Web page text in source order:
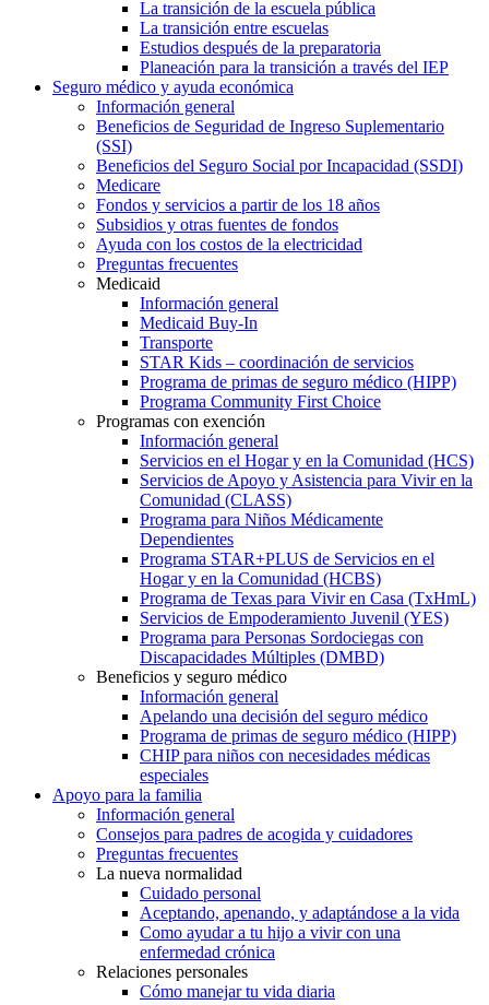
La transición de la escuela pública
La transición entre escuelas
Estudios después de la preparatoria
Planeación para la transición a través del IEP
Seguro médico y ayuda económica
Información general
Beneficios de Seguridad de Ingreso Suplementario
(SSI)
Beneficios del Seguro Social por Incapacidad (SSDI)
Medicare
Fondos y servicios a partir de los 18 años
Subsidios y otras fuentes de fondos
Ayuda con los costos de la electricidad
Preguntas frecuentes
Medicaid
Información general
Medicaid Buy-In
Transporte
STAR Kids – coordinación de servicios
Programa de primas de seguro médico (HIPP)
Programa Community First Choice
Programas con exención
Información general
Servicios en el Hogar y en la Comunidad (HCS)
Servicios de Apoyo y Asistencia para Vivir en la
Comunidad (CLASS)
Programa para Niños Médicamente
Dependientes
Programa STAR+PLUS de Servicios en el
Hogar y en la Comunidad (HCBS)
Programa de Texas para Vivir en Casa (TxHmL)
Servicios de Empoderamiento Juvenil (YES)
Programa para Personas Sordociegas con
Discapacidades Múltiples (DMBD)
Beneficios y seguro médico
Información general
Apelando una decisión del seguro médico
Programa de primas de seguro médico (HIPP)
CHIP para niños con necesidades médicas
especiales
Apoyo para la familia
Información general
Consejos para padres de acogida y cuidadores
Preguntas frecuentes
La nueva normalidad
Cuidado personal
Aceptando, apenando, y adaptándose a la vida
Como ayudar a tu hijo a vivir con una
enfermedad crónica
Relaciones personales
Cómo manejar tu vida diaria